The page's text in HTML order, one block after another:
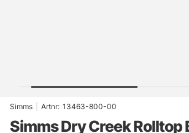
Simms Artnr: 13463-800-00
Simms Dry Creek Rolltop